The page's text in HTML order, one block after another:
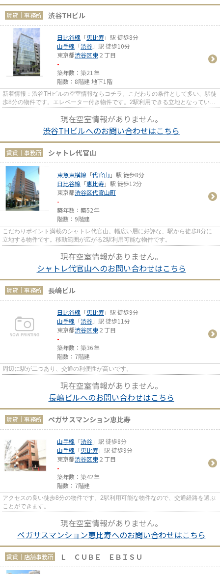
賃貸｜事務所 渋谷THビル
日比谷線 「恵比寿」駅 徒歩8分
山手線 「渋谷」駅 徒歩10分
東京都渋谷区東２丁目
-
築年数：築21年
階数：8階建 地下1階
新着情報：渋谷THビルの空室情報ならコチラ。こだわりの条件として多い、駅徒
歩8分の物件です。エレベーター付き物件です。2駅利用できる立地となってい
現在空室情報がありません。
渋谷THビルへのお問い合わせはこちら
賃貸｜事務所 シャトレ代官山
東急東横線 「代官山 」駅 徒歩8分
日比谷線 「恵比寿」駅 徒歩12分
東京都渋谷区代官山町
-
築年数：築52年
階数：9階建
こだわりポイント満載のシャトレ代官山。幅広い層に好評な、駅から徒歩8分に
立地する物件です。移動範囲が広がる2駅利用可能な物件です。
現在空室情報がありません。
シャトレ代官山へのお問い合わせはこちら
賃貸｜事務所 長嶋ビル
日比谷線 「恵比寿」駅 徒歩9分
山手線 「渋谷」駅 徒歩11分
東京都渋谷区東２丁目
-
築年数：築36年
階数：7階建
周辺に駅が二つあり、交通の利便性が高いです。
現在空室情報がありません。
長嶋ビルへのお問い合わせはこちら
賃貸｜事務所 ペガサスマンション恵比寿
山手線 「渋谷」駅 徒歩8分
山手線 「恵比寿」駅 徒歩9分
東京都渋谷区東２丁目
-
築年数：築42年
階数：7階建
アクセスの良い徒歩8分の物件です。2駅利用可能な物件なので、交通経路を選ぶ
ことができます。
現在空室情報がありません。
ペガサスマンション恵比寿へのお問い合わせはこちら
賃貸｜店舗事務所 Ｌ ＣＵＢＥ ＥＢＩＳＵ